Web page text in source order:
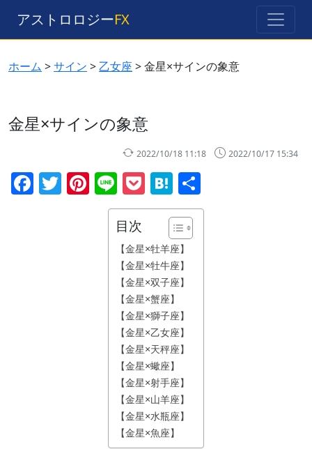
アストロロジーFX
ホーム >サイン > 乙女座 >金星×サインの象意
金星×サインの象意
2022/10/18 11:18 2022/10/17 15:34
Facebook
Twitter
Pinterest
LinePocketHatena
有
目次
【金星×牡羊座】
【金星×牡牛座】
【金星×双子座】
【金星×蟹座】
【金星×獅子座】
【金星×乙女座】
【金星×天秤座】
【金星×蠍座】
【金星×射手座】
【金星×山羊座】
【金星×水瓶座】
【金星×魚座】